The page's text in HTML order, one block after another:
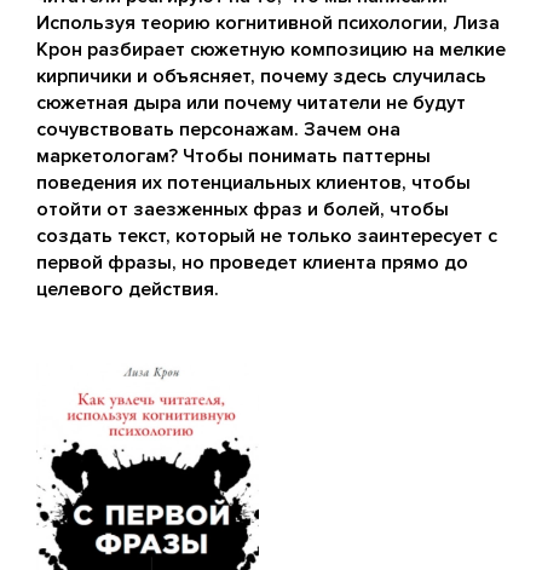
Используя теорию когнитивной психологии, Лиза
Крон разбирает сюжетную композицию на мелкие
кирпичики и объясняет, почему здесь случилась
сюжетная дыра или почему читатели не будут
сочувствовать персонажам. Зачем она
маркетологам? Чтобы понимать паттерны
поведения их потенциальных клиентов, чтобы
отойти от заезженных фраз и болей, чтобы
создать текст, который не только заинтересует с
первой фразы, но проведет клиента прямо до
целевого действия.